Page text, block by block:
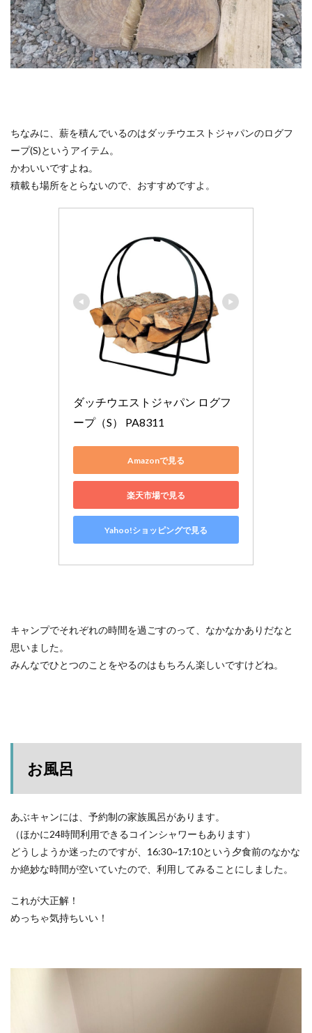
ちなみに、薪を積んでいるのはダッチウエストジャパンのログフ
ープ(S)というアイテム。
かわいいですよね。
積載も場所をとらないので、おすすめですよ。
ダッチウエストジャパン ログフ
ープ（S） PA8311
Amazonで見る
楽天市場で見る
Yahoo!ショッピングで見る
キャンプでそれぞれの時間を過ごすのって、なかなかありだなと
思いました。
みんなでひとつのことをやるのはもちろん楽しいですけどね。
お風呂
あぶキャンには、予約制の家族風呂があります。
（ほかに24時間利用できるコインシャワーもあります）
どうしようか迷ったのですが、16:30~17:10という夕食前のなかな
か絶妙な時間が空いていたので、利用してみることにしました。
これが大正解！
めっちゃ気持ちいい！